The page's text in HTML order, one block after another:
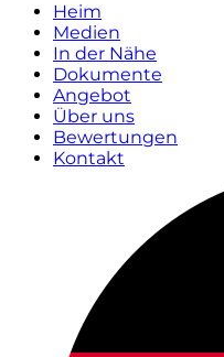
Heim
Medien
In der Nähe
Dokumente
Angebot
Über uns
Bewertungen
Kontakt